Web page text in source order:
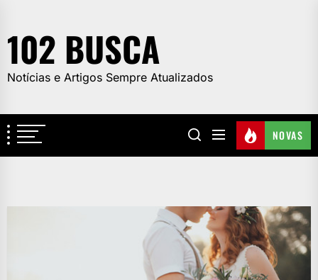
the
content
102 BUSCA
Notícias e Artigos Sempre Atualizados
NOVAS